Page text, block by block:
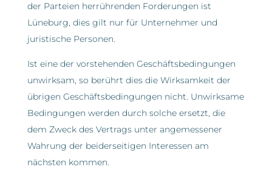
der Parteien herrührenden Forderungen ist
Lüneburg, dies gilt nur für Unternehmer und
juristische Personen.
Ist eine der vorstehenden Geschäftsbedingungen
unwirksam, so berührt dies die Wirksamkeit der
übrigen Geschäftsbedingungen nicht. Unwirksame
Bedingungen werden durch solche ersetzt, die
dem Zweck des Vertrags unter angemessener
Wahrung der beiderseitigen Interessen am
nächsten kommen.